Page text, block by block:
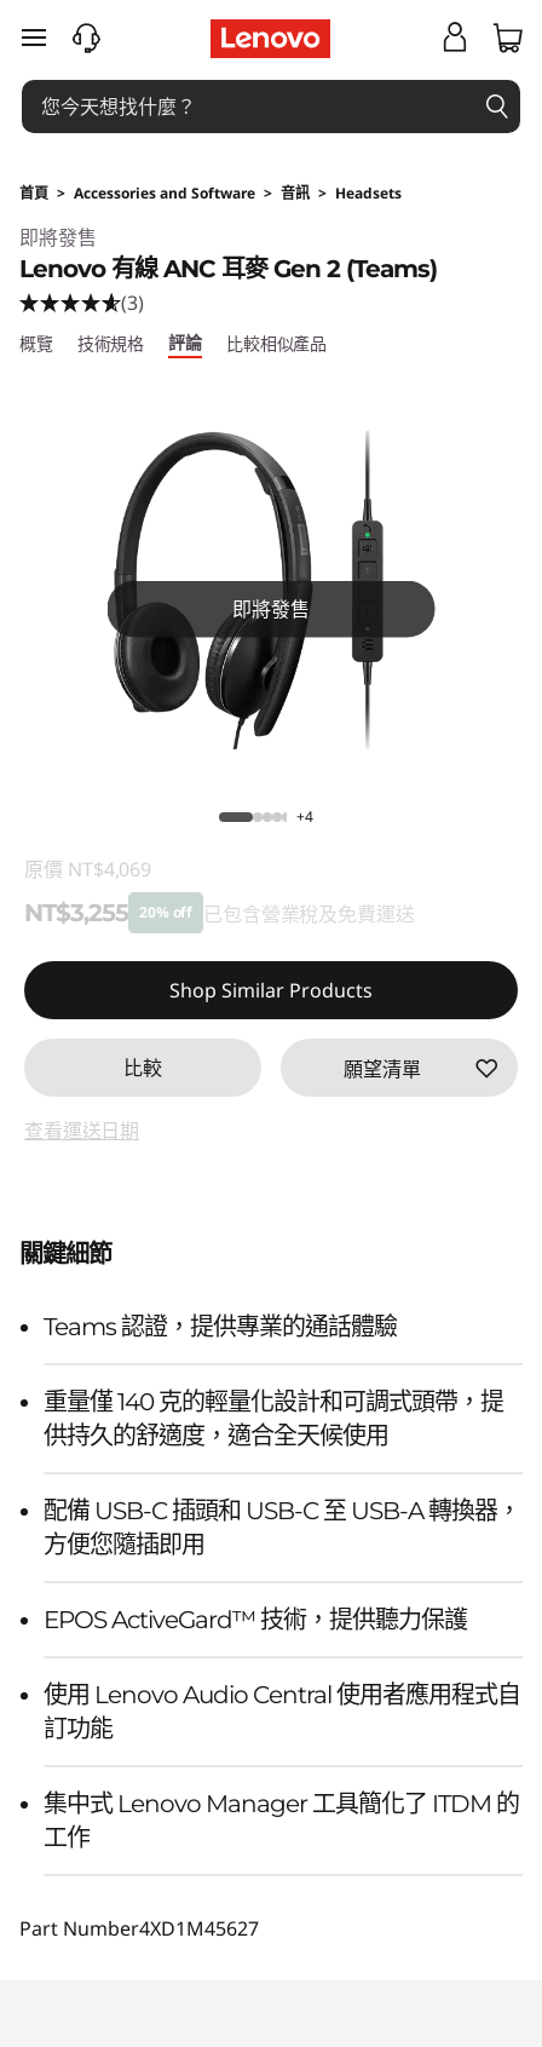
跳至主要內容
首頁 > Accessories and Software > 音訊 > Headsets
即將發售
Lenovo 有線 ANC 耳麥 Gen 2 (Teams)
(3)
概覽 技術規格 評論 比較相似產品
即將發售
+4
原價 NT$4,069
NT$3,255 20% off 已包含營業稅及免費運送
即時折扣： :-NT$814
Shop Similar Products
比較 願望清單
查看運送日期
關鍵細節
Teams 認證，提供專業的通話體驗
重量僅 140 克的輕量化設計和可調式頭帶，提
供持久的舒適度，適合全天候使用
配備 USB-C 插頭和 USB-C 至 USB-A 轉換器，
方便您隨插即用
EPOS ActiveGard™ 技術，提供聽力保護
使用 Lenovo Audio Central 使用者應用程式自
訂功能
集中式 Lenovo Manager 工具簡化了 ITDM 的
工作
Part Number4XD1M45627